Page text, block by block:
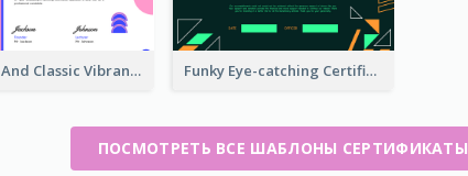
Vintage And Classic Vibrant Certificate Design Ideas Funky Eye-catching Certificate Design Template
ПОСМОТРЕТЬ ВСЕ ШАБЛОНЫ СЕРТИФИКАТЫ